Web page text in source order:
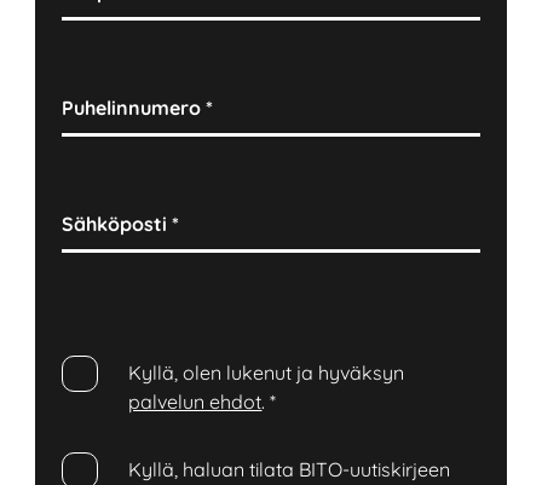
Puhelinnumero*
Sähköposti*
Kyllä, olen lukenut ja hyväksyn
palvelun ehdot.*
Kyllä, haluan tilata BITO-uutiskirjeen